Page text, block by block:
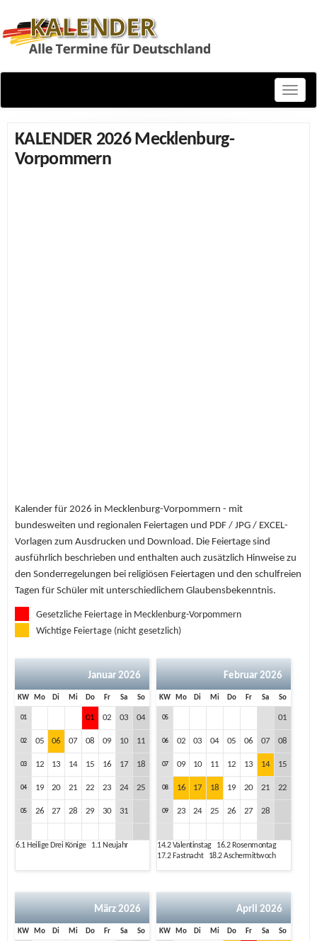
Toggle
KALENDER 2026 Mecklenburg-
Vorpommern
Kalender für 2026 in Mecklenburg-Vorpommern - mit
bundesweiten und regionalen Feiertagen und PDF / JPG / EXCEL-
Vorlagen zum Ausdrucken und Download. Die Feiertage sind
ausführlich beschrieben und enthalten auch zusätzlich Hinweise zu
den Sonderregelungen bei religiösen Feiertagen und den schulfreien
Tagen für Schüler mit unterschiedlichem Glaubensbekenntnis.
Gesetzliche Feiertage in Mecklenburg-Vorpommern
Wichtige Feiertage (nicht gesetzlich)
Januar 2026
KW Mo Di Mi Do Fr Sa So
01 01 02 03 04
02 05 06 07 08 09 10 11
03 12 13 14 15 16 17 18
04 19 20 21 22 23 24 25
05 26 27 28 29 30 31
6.1Heilige Drei Könige 1.1Neujahr
Februar 2026
KW Mo Di Mi Do Fr Sa So
05 01
06 02 03 04 05 06 07 08
07 09 10 11 12 13 14 15
08 16 17 18 19 20 21 22
09 23 24 25 26 27 28
14.2Valentinstag 16.2Rosenmontag
17.2Fastnacht 18.2Aschermittwoch
März 2026
KW Mo Di Mi Do Fr Sa So
April 2026
KW Mo Di Mi Do Fr Sa So